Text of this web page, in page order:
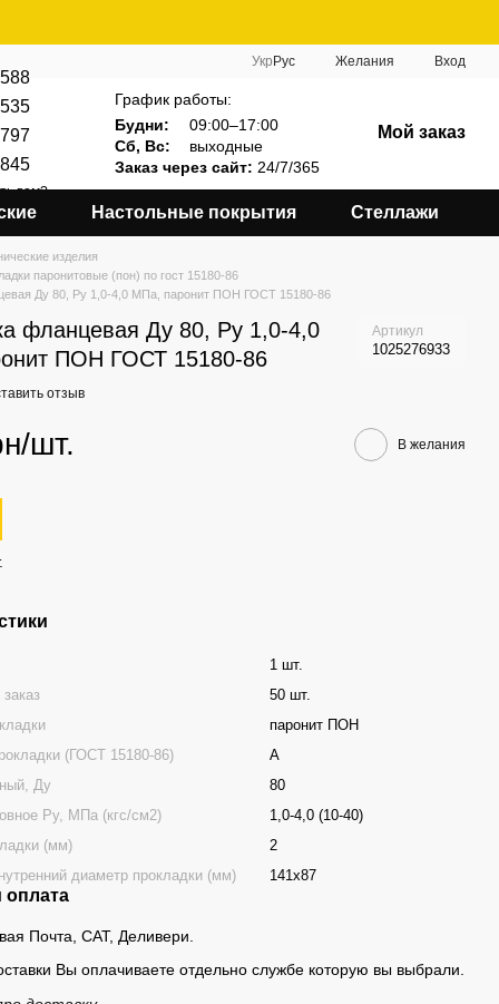
Укр Рус Желания Вход
вам?
График работы:
Будни:
09:00–17:00
Сб, Вс:
выходные
Заказ через сайт: 24/7/365
Мой заказ
Настольные покрытия Стеллажи
изделия
паронитовые (пон) по гост 15180-86
Ду 80, Ру 1,0-4,0 МПа, паронит ПОН ГОСТ 15180-86
фланцевая Ду 80, Ру 1,0-4,0
ПОН ГОСТ 15180-86
Артикул
1025276933
отзыв
шт. В желания
1 шт.
50 шт.
паронит ПОН
(ГОСТ 15180-86)
А
Ду
80
Ру, МПа (кгс/см2)
1,0-4,0 (10-40)
(мм)
2
диаметр прокладки (мм)
141х87
оплата
Почта, САТ, Деливери.
Вы оплачиваете отдельно службе которую вы выбрали.